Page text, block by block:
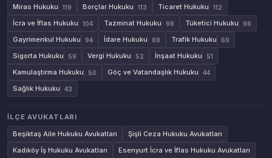
Miras Hukuku 119 Borçlar Hukuku 113 Ticaret Hukuku 112
İcra ve İflas Hukuku 104 Tazminat Hukuku 98 Tüketici Hukuku 96
Gayrimenkul Hukuku 94 İdare Hukuku 88 Trafik Hukuku 69
Sigorta Hukuku 59 Vergi Hukuku 52 İnşaat Hukuku 51
Kamulaştırma Hukuku 50 Göç ve Vatandaşlık Hukuku 44
Sağlık Hukuku 43
İLÇE AVUKATLARI
Beşiktaş Aile Hukuku Avukatları
Şişli Ceza Hukuku Avukatları
Kadıköy İş Hukuku Avukatları
Esenyurt İcra ve İflas Hukuku Avukatları